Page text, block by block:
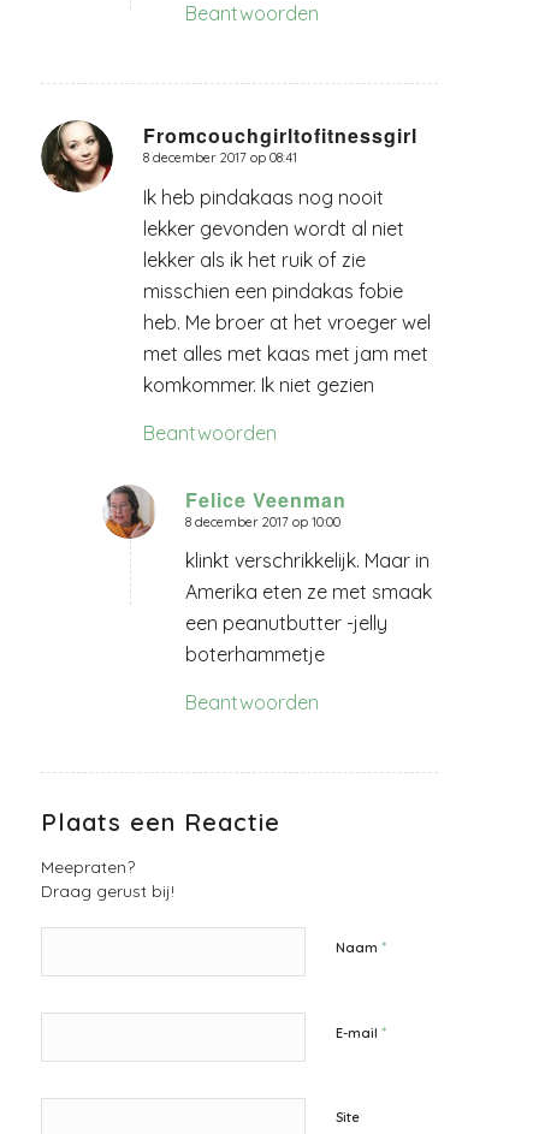
Beantwoorden
Fromcouchgirltofitnessgirl
zegt:
8 december 2017 op 08:41
Ik heb pindakaas nog nooit
lekker gevonden wordt al niet
lekker als ik het ruik of zie
misschien een pindakas fobie
heb. Me broer at het vroeger wel
met alles met kaas met jam met
komkommer. Ik niet gezien
Beantwoorden
Felice Veenman
zegt:
8 december 2017 op 10:00
klinkt verschrikkelijk. Maar in
Amerika eten ze met smaak
een peanutbutter -jelly
boterhammetje
Beantwoorden
Plaats een Reactie
Meepraten?
Draag gerust bij!
Naam *
E-mail *
Site